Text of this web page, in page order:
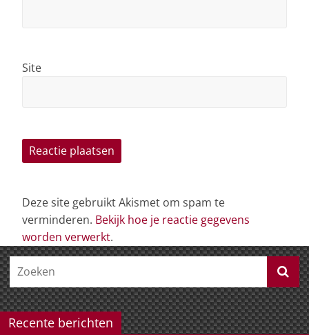
Site
Deze site gebruikt Akismet om spam te
verminderen. Bekijk hoe je reactie gegevens
worden verwerkt.
Recente berichten